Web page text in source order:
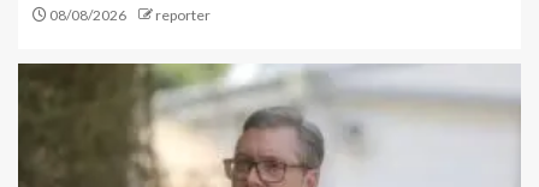
08/08/2026 reporter